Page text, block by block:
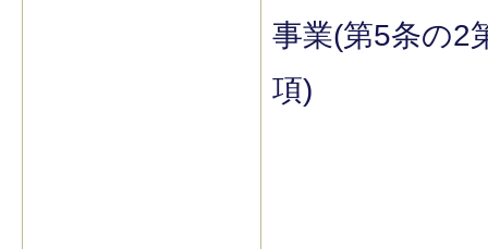
事業(第5条の2
項)